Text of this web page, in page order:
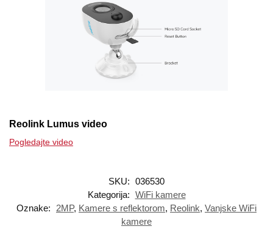
Reolink Lumus video
Pogledajte video
SKU: 036530
Kategorija: WiFi kamere
Oznake:
2MP, Kamere s reflektorom, Reolink, Vanjske WiFi
kamere